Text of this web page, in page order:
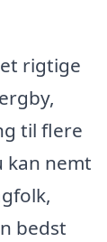
rigtige
til flere
kan nemt
bedst